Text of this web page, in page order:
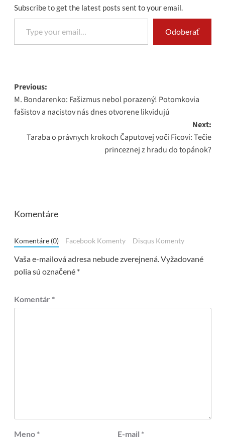
Subscribe to get the latest posts sent to your email.
Type your email…
Odoberať
Post
navigation
Previous:
M. Bondarenko: Fašizmus nebol porazený! Potomkovia
fašistov a nacistov nás dnes otvorene likvidujú
Next:
Taraba o právnych krokoch Čaputovej voči Ficovi: Tečie
princeznej z hradu do topánok?
Komentáre
Komentáre (0) Facebook Komenty Disqus Komenty
Vaša e-mailová adresa nebude zverejnená.Vyžadované
polia sú označené *
Komentár *
Meno * E-mail *